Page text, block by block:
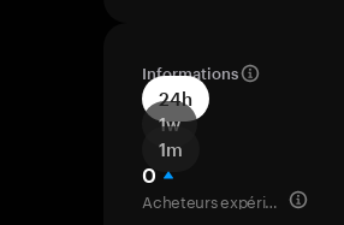
Informations
24h
1w
1m
0
Acheteurs expérimentés